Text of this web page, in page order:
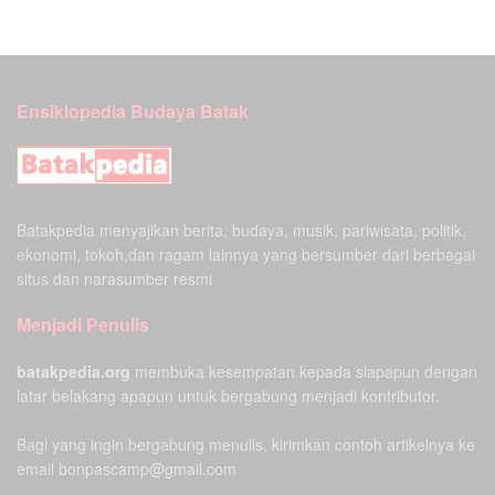
Ensiklopedia Budaya Batak
Batakpedia menyajikan berita, budaya, musik, pariwisata, politik,
ekonomi, tokoh,dan ragam lainnya yang bersumber dari berbagai
situs dan narasumber resmi
Menjadi Penulis
batakpedia.org membuka kesempatan kepada siapapun dengan
latar belakang apapun untuk bergabung menjadi kontributor.
Bagi yang ingin bergabung menulis, kirimkan contoh artikelnya ke
email bonpascamp@gmail.com